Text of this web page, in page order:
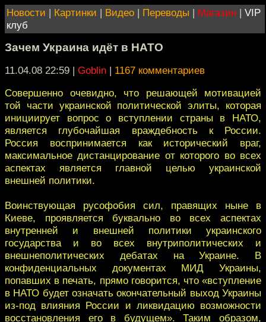
Новости | Картинки | Видео | Переводы | Магазин | VIP
клуб
Зачем Украина идёт в НАТО
11.04.08 22:59 | Goblin | 1167 комментариев
Совершенно очевидно, что решающей мотивацией
той части украинской политической элиты, которая
инициирует вопрос о вступлении страны в НАТО,
является глубочайшая враждебность к России.
Россия воспринимается как исторический враг,
максимальное дистанцирование от которого во всех
аспектах является главной целью украинской
внешней политики.
Воинствующая русофобия сил, правящих ныне в
Киеве, проявляется буквально во всех аспектах
внутренней и внешней политики украинского
государства и во всех внутриполитических и
внешнеполитических дебатах на Украине. В
конфиденциальных документах МИД Украины,
попавших в печать, прямо говорится, что «вступление
в НАТО будет означать окончательный выход Украины
из-под влияния России и ликвидацию возможности
восстановления его в будущем». Таким образом,